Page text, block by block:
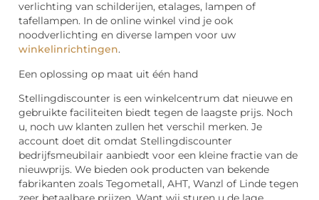
verlichting van schilderijen, etalages, lampen of
tafellampen. In de online winkel vind je ook
noodverlichting en diverse lampen voor uw
winkelinrichtingen.
Een oplossing op maat uit één hand
Stellingdiscounter is een winkelcentrum dat nieuwe en
gebruikte faciliteiten biedt tegen de laagste prijs. Noch
u, noch uw klanten zullen het verschil merken. Je
account doet dit omdat Stellingdiscounter
bedrijfsmeubilair aanbiedt voor een kleine fractie van de
nieuwprijs. We bieden ook producten van bekende
fabrikanten zoals Tegometall, AHT, Wanzl of Linde tegen